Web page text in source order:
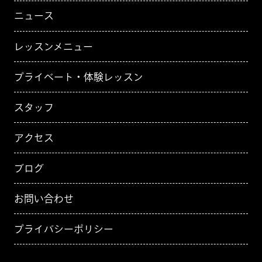
ニュース
レッスンメニュー
プライベート・体験レッスン
スタッフ
アクセス
ブログ
お問い合わせ
プライバシーポリシー